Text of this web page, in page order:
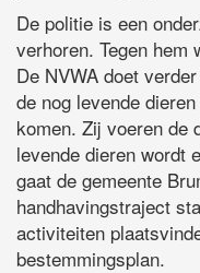
De politie is een
verhoren. Tegen hem
De NVWA doet
de nog levende
komen. Zij voeren de
levende dieren wordt
gaat de gemeente
handhavingstraject
activiteiten
bestemmingsplan.